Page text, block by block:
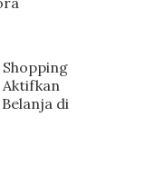
Aktifkan
di